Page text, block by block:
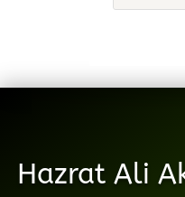
Hazrat Ali